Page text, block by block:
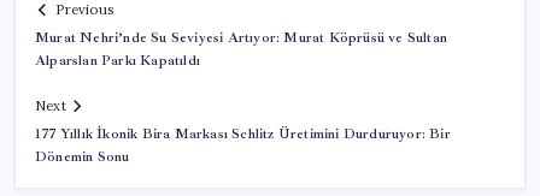
Previous
Murat Nehri’nde Su Seviyesi Artıyor: Murat Köprüsü ve Sultan
Alparslan Parkı Kapatıldı
Next
177 Yıllık İkonik Bira Markası Schlitz Üretimini Durduruyor: Bir
Dönemin Sonu